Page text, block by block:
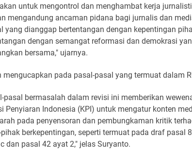
untuk mengontrol dan menghambat kerja
mengandung ancaman pidana bagi jurnalis dan
yang dianggap bertentangan dengan kepentingan
dengan semangat reformasi dan demokrasi
bersama," ujarnya.
mengucapkan pada pasal-pasal yang termuat dalam
pasal bermasalah dalam revisi ini memberikan
Penyiaran Indonesia (KPI) untuk mengatur konten
pada penyensoran dan pembungkaman kritik
berkepentingan, seperti termuat pada draf pasal
dan pasal 42 ayat 2," jelas Suryanto.